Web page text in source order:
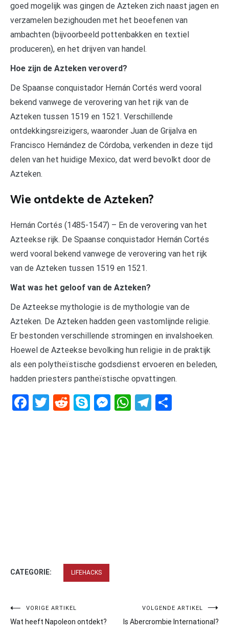
goed mogelijk was gingen de Azteken zich naast jagen en
verzamelen bezighouden met het beoefenen van
ambachten (bijvoorbeeld pottenbakken en textiel
produceren), en het drijven van handel.
Hoe zijn de Azteken veroverd?
De Spaanse conquistador Hernán Cortés werd vooral
bekend vanwege de verovering van het rijk van de
Azteken tussen 1519 en 1521. Verschillende
ontdekkingsreizigers, waaronder Juan de Grijalva en
Francisco Hernández de Córdoba, verkenden in deze tijd
delen van het huidige Mexico, dat werd bevolkt door de
Azteken.
Wie ontdekte de Azteken?
Hernán Cortés (1485-1547) – En de verovering van het
Azteekse rijk. De Spaanse conquistador Hernán Cortés
werd vooral bekend vanwege de verovering van het rijk
van de Azteken tussen 1519 en 1521.
Wat was het geloof van de Azteken?
De Azteekse mythologie is de mythologie van de
Azteken. De Azteken hadden geen vastomlijnde religie.
Er bestonden verschillende stromingen en invalshoeken.
Hoewel de Azteekse bevolking hun religie in de praktijk
als een polytheïstische godsdienst ervoeren en beleden,
hadden priesters pantheïstische opvattingen.
Facebook
Twitter
RedditSkypeMessenger
WhatsApp
Telegram
CATEGORIE: LIFEHACKS
Bericht
navigatie
VORIGE ARTIKEL
Wat heeft Napoleon ontdekt?
VOLGENDE ARTIKEL
Is Abercrombie International?